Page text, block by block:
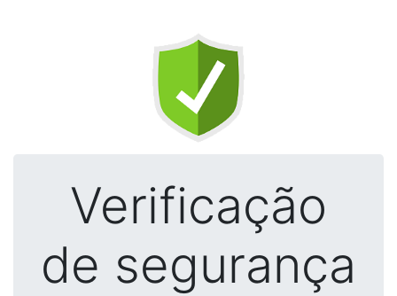
Verificação
de segurança